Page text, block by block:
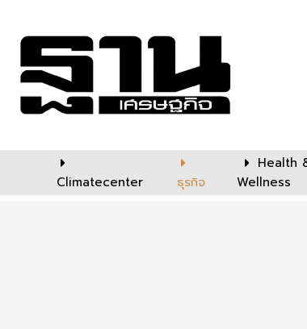
Climatecenter ธุรกิจ
Health
Wellness